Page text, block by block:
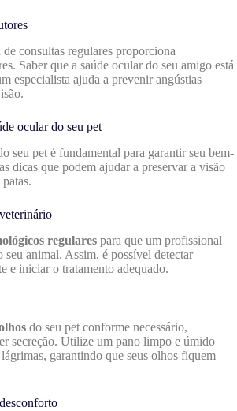
consultas regulares proporciona
Saber que a saúde ocular do seu amigo está
especialista ajuda a prevenir angústias
ocular do seu pet
seu pet é fundamental para garantir seu bem-
dicas que podem ajudar a preservar a visão
regulares para que um profissional
seu animal. Assim, é possível detectar
e iniciar o tratamento adequado.
do seu pet conforme necessário,
secreção. Utilize um pano limpo e úmido
garantindo que seus olhos fiquem